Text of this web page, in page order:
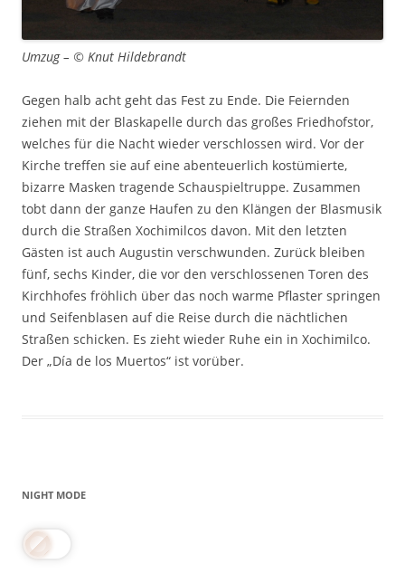
Umzug – © Knut Hildebrandt
Gegen halb acht geht das Fest zu Ende. Die Feiernden
ziehen mit der Blaskapelle durch das großes Friedhofstor,
welches für die Nacht wieder verschlossen wird. Vor der
Kirche treffen sie auf eine abenteuerlich kostümierte,
bizarre Masken tragende Schauspieltruppe. Zusammen
tobt dann der ganze Haufen zu den Klängen der Blasmusik
durch die Straßen Xochimilcos davon. Mit den letzten
Gästen ist auch Augustin verschwunden. Zurück bleiben
fünf, sechs Kinder, die vor den verschlossenen Toren des
Kirchhofes fröhlich über das noch warme Pflaster springen
und Seifenblasen auf die Reise durch die nächtlichen
Straßen schicken. Es zieht wieder Ruhe ein in Xochimilco.
Der „Día de los Muertos“ ist vorüber.
NIGHT MODE